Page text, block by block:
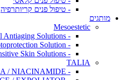
- טיפול פנים קריותרפיה
מותגים
Mesoestetic
- Global Antiaging Solutions
- Photoprotection Solution
- Sensitive Skin Solutions
TALIA
- BHA / NIACINAMIDE